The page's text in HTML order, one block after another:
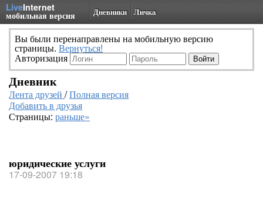
LiveInternet
мобильная версия Дневники Личка
Вы были перенаправлены на мобильную версию
страницы. Вернуться!
Авторизация
Дневник
Лента друзей /Полная версия
Добавить в друзья
Страницы: раньше»
юридические услуги
17-09-2007 19:18